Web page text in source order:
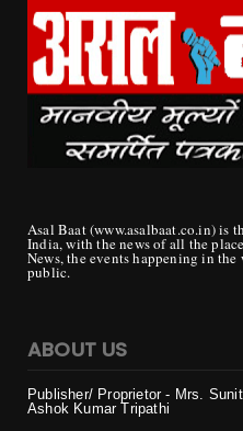
Asal Baat (www.asalbaat.co.in) is
ABOUT US
Ashok Kumar Tripathi
Email - :